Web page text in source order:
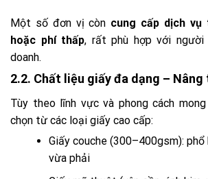
Một số đơn vị còn cung cấp dịch
hoặc phí thấp, rất phù hợp với
doanh.
2.2. Chất liệu giấy đa dạng –
Tùy theo lĩnh vực và phong cách
chọn từ các loại giấy cao cấp:
Giấy couche (300–400gsm): phổ
vừa phải